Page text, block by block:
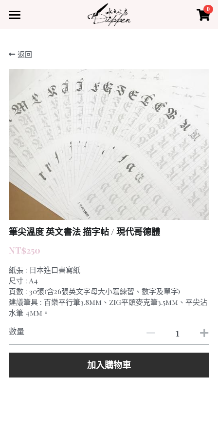
0
產品
水占小教室
聯絡我們
登錄
返回
筆尖溫度 英文書法 描字帖 / 現代哥德體
NT$250
紙張 : 日本進口書寫紙
尺寸 : A4
頁數 : 30張(含26張英文字母大小寫練習、數字及單字)
建議筆具 : 百樂平行筆3.8mm、ZIG平頭麥克筆3.5mm、平尖沾
水筆 4mm。
數量
加入購物車
×
商品分類
所有商品分類
熱門商品
×
部落格分類
所有博客分類
最新課程
水占小教室